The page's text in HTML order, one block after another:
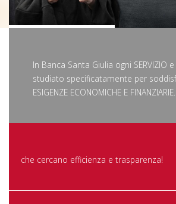
In Banca Santa Giulia ogni SERVIZIO e
studiato specificatamente per
ESIGENZE ECONOMICHE E
che cercano efficienza e trasparenza!